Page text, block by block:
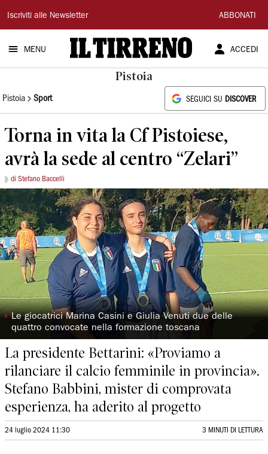
Il
Tirreno
Iscriviti alle Newsletter ABBONATI
MENU ACCEDI
Pistoia
Pistoia Sport SEGUICI SU DISCOVER
Torna in vita la Cf Pistoiese,
avrà la sede al centro “Zelari”
di Stefano Baccelli
◗Le giocatrici Marina Casini e Giulia Venuti due delle
quattro convocate nella formazione toscana
La presidente Bettarini: «Proviamo a
rilanciare il calcio femminile in provincia».
Stefano Babbini, mister di comprovata
esperienza, ha aderito al progetto
24 luglio 2024 11:30 3 MINUTI DI LETTURA